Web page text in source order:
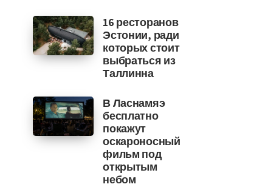
16 ресторанов
Эстонии, ради
которых стоит
выбраться из
Таллинна
В Ласнамяэ
бесплатно
покажут
оскароносный
фильм под
открытым
небом